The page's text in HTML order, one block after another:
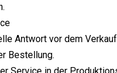
Antwort vor dem
Bestellung.